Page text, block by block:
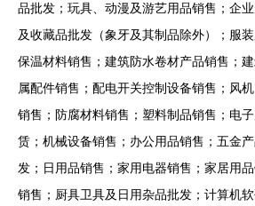
品批发；玩具、动漫及游艺用品销售；企
及收藏品批发（象牙及其制品除外）；服
保温材料销售；建筑防水卷材产品销售；
属配件销售；配电开关控制设备销售；风
销售；防腐材料销售；塑料制品销售；电
赁；机械设备销售；办公用品销售；五金
发；日用品销售；家用电器销售；家居用
销售；厨具卫具及日用杂品批发；计算机软